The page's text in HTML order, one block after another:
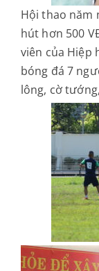
Hội thao năm
hút hơn 500
viên của Hiệp
bóng đá 7
lông, cờ